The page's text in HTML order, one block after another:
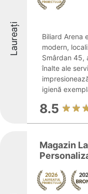
Laureați
Biliard Arena
modern,
Smârdan 45,
înalte ale
igienă
8.5
Magazin